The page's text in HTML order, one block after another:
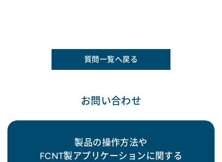
質問一覧へ戻る
お問い合わせ
製品の操作方法や
FCNT製アプリケーションに関する